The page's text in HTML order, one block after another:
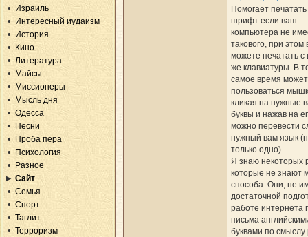
Израиль
Интересный иудаизм
История
Кино
Литература
Майсы
Миссионеры
Мысль дня
Одесса
Песни
Проба пера
Психология
Разное
Сайт
Семья
Спорт
Таглит
Терроризм
Помогает печатать
шрифт если ваш
компьютера не
такового, при этом
можете печатать
же клавиатуры. В
самое время
пользоваться
кликая на нужные
буквы и нажав на
можно перевести
нужный вам язык
только одно)
Я знаю некоторых
которые не знают
способа. Они, не
достаточной
работе интернета
письма
буквами по смыслу